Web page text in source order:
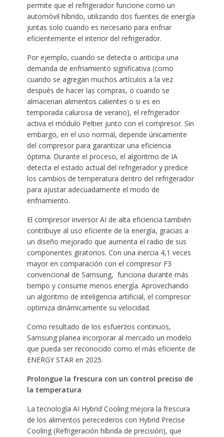
permite que el refrigerador funcione como un
automóvil híbrido, utilizando dos fuentes de energía
juntas solo cuando es necesario para enfriar
eficientemente el interior del refrigerador.
Por ejemplo, cuando se detecta o anticipa una
demanda de enfriamiento significativa (como
cuando se agregan muchos artículos a la vez
después de hacer las compras, o cuando se
almacenan alimentos calientes o si es en
temporada calurosa de verano), el refrigerador
activa el módulo Peltier junto con el compresor. Sin
embargo, en el uso normal, depende únicamente
del compresor para garantizar una eficiencia
óptima. Durante el proceso, el algoritmo de IA
detecta el estado actual del refrigerador y predice
los cambios de temperatura dentro del refrigerador
para ajustar adecuadamente el modo de
enfriamiento.
El compresor inversor AI de alta eficiencia también
contribuye al uso eficiente de la energía, gracias a
un diseño mejorado que aumenta el radio de sus
componentes giratorios. Con una inercia 4,1 veces
mayor en comparación con el compresor F3
convencional de Samsung, funciona durante más
tiempo y consume menos energía. Aprovechando
un algoritmo de inteligencia artificial, el compresor
optimiza dinámicamente su velocidad.
Como resultado de los esfuerzos continuos,
Samsung planea incorporar al mercado un modelo
que pueda ser reconocido como el más eficiente de
ENERGY STAR en 2025.
Prolongue la frescura con un control preciso de
la temperatura
La tecnología AI Hybrid Cooling mejora la frescura
de los alimentos perecederos con Hybrid Precise
Cooling (Refrigeración híbrida de precisión), que